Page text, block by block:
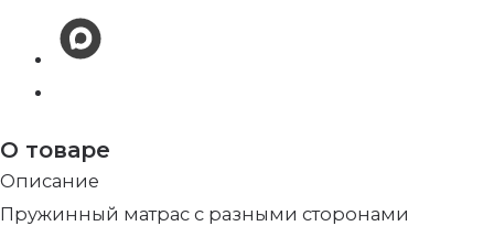
О товаре
Описание
Пружинный матрас с разными сторонами